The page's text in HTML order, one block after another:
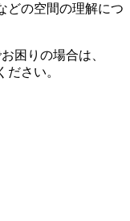
どの空間の理解につ
困りの場合は、
さい。